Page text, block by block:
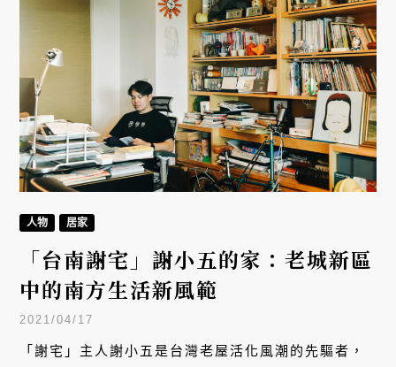
人物 居家
「台南謝宅」謝小五的家：老城新區
中的南方生活新風範
2021/04/17
「謝宅」主人謝小五是台灣老屋活化風潮的先驅者，